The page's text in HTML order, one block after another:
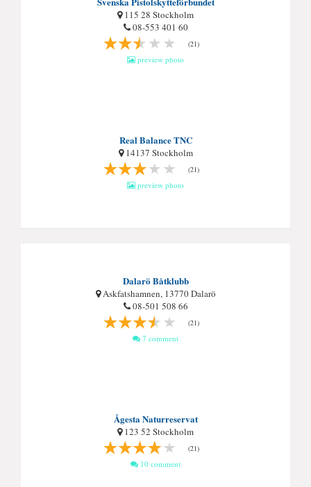
115 28 Stockholm
08-553 401 60
(21)
preview photo
Real Balance TNC
14137 Stockholm
(21)
preview photo
Dalarö Båtklubb
Askfatshamnen, 13770 Dalarö
08-501 508 66
(21)
7 comment
Ågesta Naturreservat
123 52 Stockholm
(21)
10 comment